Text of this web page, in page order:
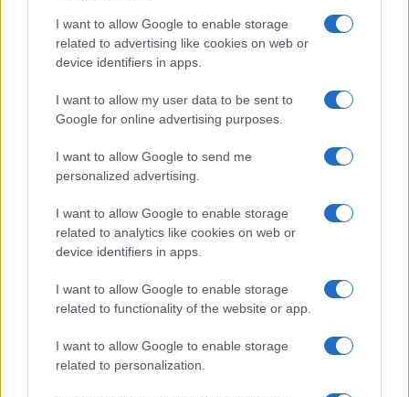
I want to allow Google to enable storage
related to advertising like cookies on web or
device identifiers in apps.
I want to allow my user data to be sent to
Google for online advertising purposes.
I want to allow Google to send me
personalized advertising.
I want to allow Google to enable storage
related to analytics like cookies on web or
device identifiers in apps.
I want to allow Google to enable storage
related to functionality of the website or app.
I want to allow Google to enable storage
related to personalization.
Romea Pop Market 2026: vintage, artigianato e serate
Cristian Castiglioni · 14 Lug 2026